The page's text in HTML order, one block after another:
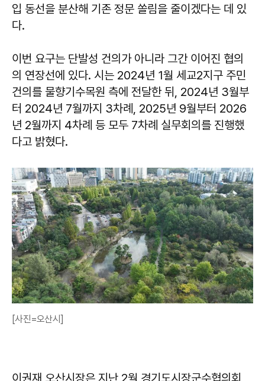
입 동선을 분산해 기존 정문 쏠림을 줄이겠다는 데 있
다.
이번 요구는 단발성 건의가 아니라 그간 이어진 협의
의 연장선에 있다. 시는 2024년 1월 세교2지구 주민
건의를 물향기수목원 측에 전달한 뒤, 2024년 3월부
터 2024년 7월까지 3차례, 2025년 9월부터 2026
년 2월까지 4차례 등 모두 7차례 실무회의를 진행했
다고 밝혔다.
[사진=오산시]
이권재 오산시장은 지난 2월 경기도시장군수협의회